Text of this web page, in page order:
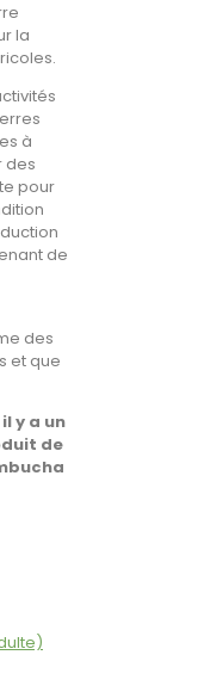
la
à
des
pour
de
des
et que
y a un
de